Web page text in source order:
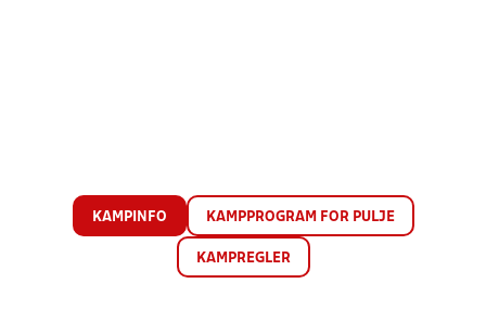
KAMPINFO KAMPPROGRAM FOR PULJE
KAMPREGLER